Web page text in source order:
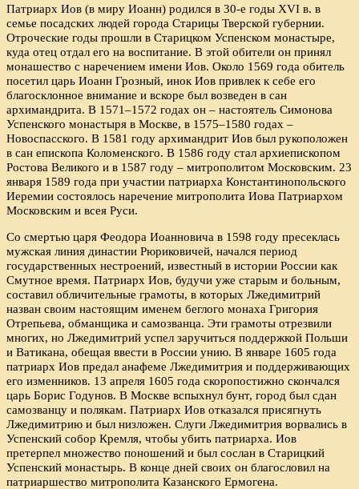
Патриарх Иов (в миру Иоанн) родился в 30-е годы ХVI в. в
семье посадских людей города Старицы Тверской губернии.
Отроческие годы прошли в Старицком Успенском монастыре,
куда отец отдал его на воспитание. В этой обители он принял
монашество с наречением имени Иов. Около 1569 года обитель
посетил царь Иоанн Грозный, инок Иов привлек к себе его
благосклонное внимание и вскоре был возведен в сан
архимандрита. В 1571–1572 годах он – настоятель Симонова
Успенского монастыря в Москве, в 1575–1580 годах –
Новоспасского. В 1581 году архимандрит Иов был рукоположен
в сан епископа Коломенского. В 1586 году стал архиепископом
Ростова Великого и в 1587 году – митрополитом Московским. 23
января 1589 года при участии патриарха Константинопольского
Иеремии состоялось наречение митрополита Иова Патриархом
Московским и всея Руси.
Со смертью царя Феодора Иоанновича в 1598 году пресеклась
мужская линия династии Рюриковичей, начался период
государственных нестроений, известный в истории России как
Смутное время. Патриарх Иов, будучи уже старым и больным,
составил обличительные грамоты, в которых Лжедимитрий
назван своим настоящим именем беглого монаха Григория
Отрепьева, обманщика и самозванца. Эти грамоты отрезвили
многих, но Лжедимитрий успел заручиться поддержкой Польши
и Ватикана, обещая ввести в России унию. В январе 1605 года
патриарх Иов предал анафеме Лжедимитрия и поддерживающих
его изменников. 13 апреля 1605 года скоропостижно скончался
царь Борис Годунов. В Москве вспыхнул бунт, город был сдан
самозванцу и полякам. Патриарх Иов отказался присягнуть
Лжедимитрию и был низложен. Слуги Лжедимитрия ворвались в
Успенский собор Кремля, чтобы убить патриарха. Иов
претерпел множество поношений и был сослан в Старицкий
Успенский монастырь. В конце дней своих он благословил на
патриаршество митрополита Казанского Ермогена.